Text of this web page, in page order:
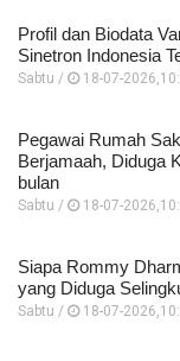
Profil dan Biodata
Sinetron Indonesia
Sabtu / 18-07-
Pegawai Rumah
Berjamaah, Diduga
bulan
Sabtu / 18-07-
Siapa Rommy
yang Diduga
Sabtu / 18-07-